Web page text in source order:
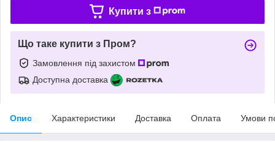
Купити з
Що таке купити з Пром?
Замовлення під захистом
Доступна доставка
Опис Характеристики Доставка Оплата Умови